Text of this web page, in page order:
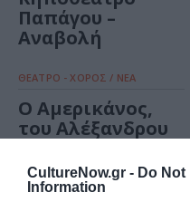
CultureNow.gr - Do Not
Information
Παπάγου –
Αναβολή
ΘΕΑΤΡΟ - ΧΟΡΟΣ / ΝΕΑ
Ο Αμερικάνος,
του Αλέξανδρου
στο Κηποθέατρο
Παπάγου